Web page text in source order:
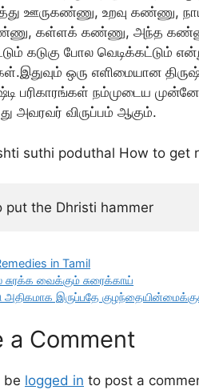
ஊருகண்ணு, உறவு
கள்ளக் கண்ணு, அந்த
கடுகு போல வெடிக்கட்டும் என்று
ஒரு எளிமையான
பரிகாரங்கள் நம்முடைய
அவரவர் விருப்பம் ஆகும்.
suthi poduthal How to get
put the Dhristi hammer
in Tamil
சுரக்க வைக்கும் சுரைக்காய்
அதிகமாக இருப்பதே
a Comment
be logged in to post a